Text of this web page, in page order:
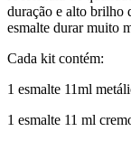
duração e alto brilho
esmalte durar muito
Cada kit contém:
1 esmalte 11ml
1 esmalte 11 ml